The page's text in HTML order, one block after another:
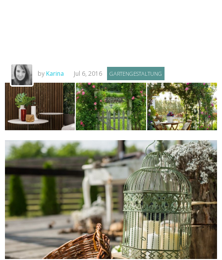
by Karina Jul 6, 2016 GARTENGESTALTUNG